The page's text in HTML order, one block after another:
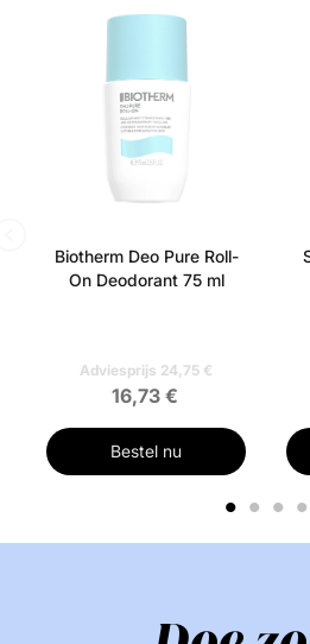
Biotherm Deo Pure Roll-
On Deodorant 75 ml
Adviesprijs 24,75 €
16,73 €
Bestel nu
1 2 3 4